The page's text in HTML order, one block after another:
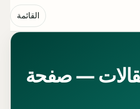
القائمة
— صفحة